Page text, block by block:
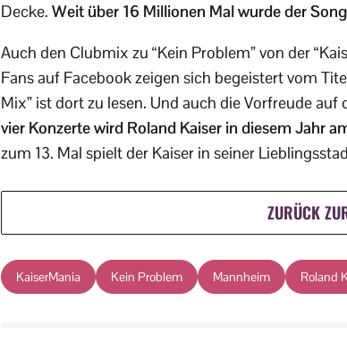
Decke. Weit über 16 Millionen Mal wurde der
Auch den Clubmix zu “Kein Problem” von der
Fans auf Facebook zeigen sich begeistert vom
Mix” ist dort zu lesen. Und auch die Vorfreude auf
vier Konzerte wird Roland Kaiser in diesem Jahr
zum 13. Mal spielt der Kaiser in seiner
ZURÜCK
KaiserMania Kein Problem Mannheim Roland